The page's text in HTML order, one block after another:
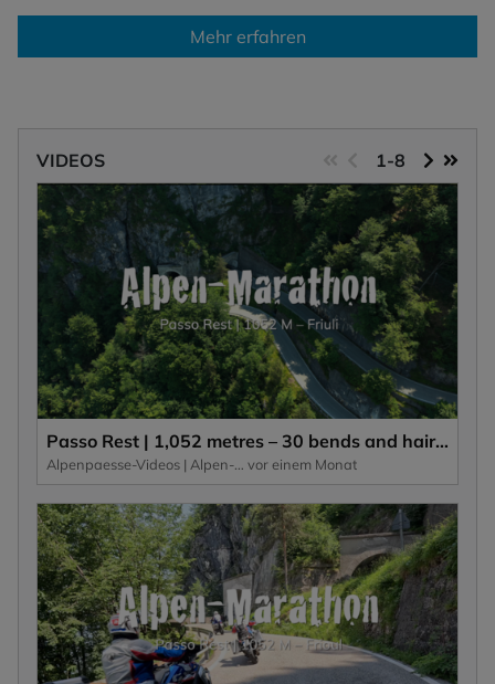
Mehr erfahren
VIDEOS 1-8
Passo Rest | 1,052 metres – 30 bends and hairpin bends and a narrow road characterise this Alpine pass.
Alpenpaesse-Videos | Alpen-Marathon vor einem Monat